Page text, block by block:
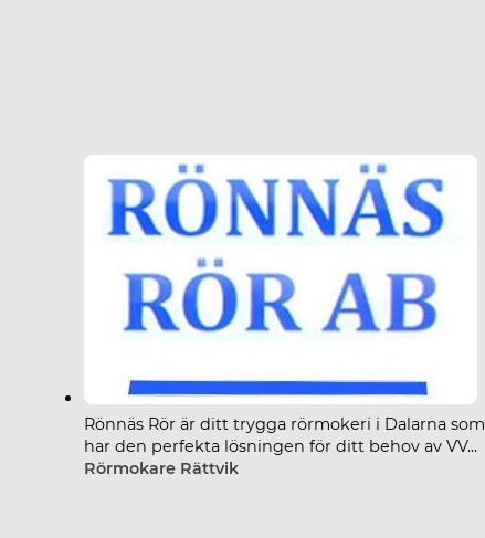
Rönnäs Rör är ditt trygga rörmokeri i Dalarna som
har den perfekta lösningen för ditt behov av VV...
Rörmokare Rättvik